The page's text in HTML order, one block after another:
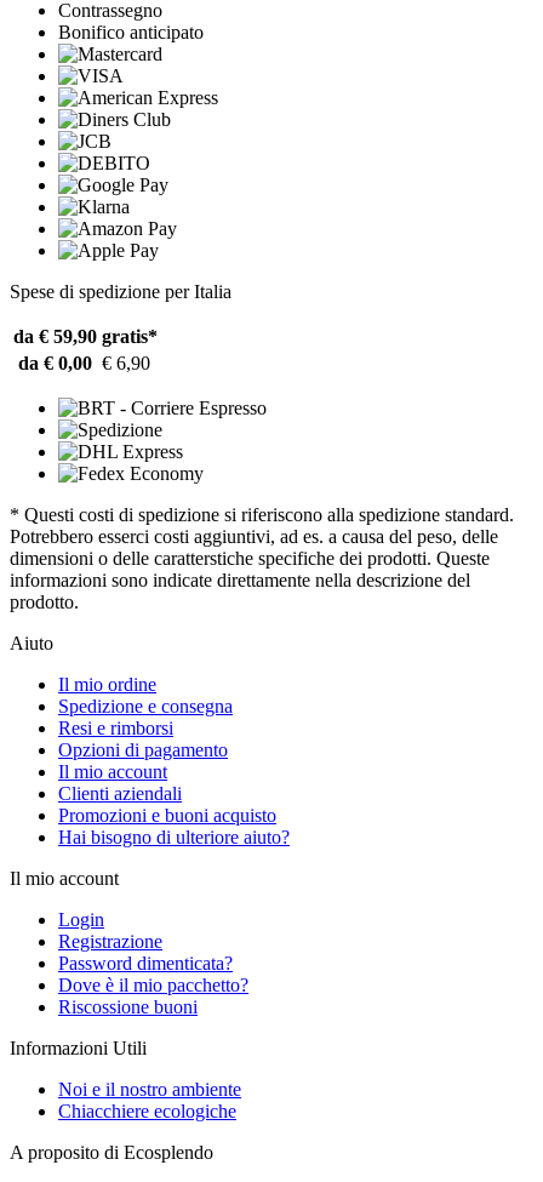
Contrassegno
Bonifico anticipato
Spese di spedizione per Italia
da € 59,90 gratis*
da € 0,00 € 6,90
* Questi costi di spedizione si riferiscono alla spedizione standard.
Potrebbero esserci costi aggiuntivi, ad es. a causa del peso, delle
dimensioni o delle caratterstiche specifiche dei prodotti. Queste
informazioni sono indicate direttamente nella descrizione del
prodotto.
Aiuto
Il mio ordine
Spedizione e consegna
Resi e rimborsi
Opzioni di pagamento
Il mio account
Clienti aziendali
Promozioni e buoni acquisto
Hai bisogno di ulteriore aiuto?
Il mio account
Login
Registrazione
Password dimenticata?
Dove è il mio pacchetto?
Riscossione buoni
Informazioni Utili
Noi e il nostro ambiente
Chiacchiere ecologiche
A proposito di Ecosplendo